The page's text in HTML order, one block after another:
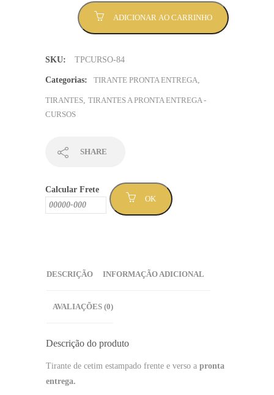
ENGENHARIA
escrito
em
arco
Sem
Mínimo
ADICIONAR AO CARRINHO
SKU: TPCURSO-84
Categorias: TIRANTE PRONTA ENTREGA,
TIRANTES, TIRANTES A PRONTA ENTREGA -
CURSOS
SHARE
Calcular Frete
OK
DESCRIÇÃO INFORMAÇÃO ADICIONAL
AVALIAÇÕES (0)
Descrição do produto
Tirante de cetim estampado frente e verso a pronta
entrega.